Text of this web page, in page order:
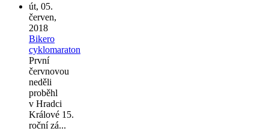
út, 05.
červen,
2018
Bikero
cyklomaraton
První
červnovou
neděli
proběhl
v Hradci
Králové 15.
roční zá...